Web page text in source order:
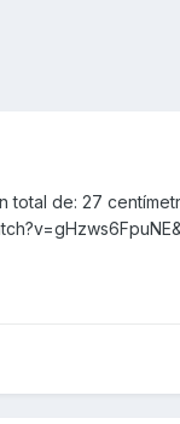
total de: 27